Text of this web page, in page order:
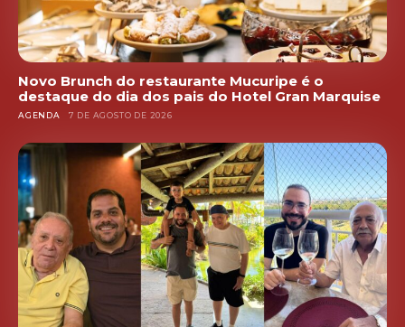
Novo Brunch do restaurante Mucuripe é o
destaque do dia dos pais do Hotel Gran Marquise
AGENDA 7 DE AGOSTO DE 2026